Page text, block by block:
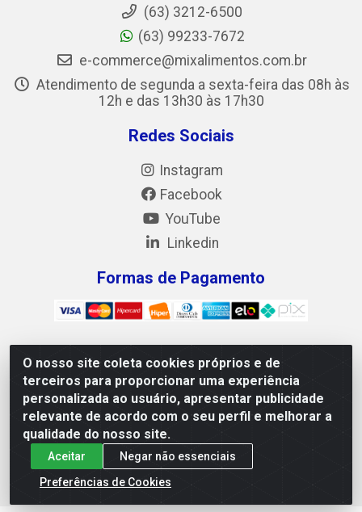
O nosso site coleta cookies próprios e de
terceiros para proporcionar uma experiência
personalizada ao usuário, apresentar publicidade
relevante de acordo com o seu perfil e melhorar a
qualidade do nosso site.
Aceitar
Negar não essenciais
Preferências de Cookies
(63) 3212-6500
(63) 99233-7672
e-commerce@mixalimentos.com.br
Atendimento de segunda a sexta-feira das 08h às
12h e das 13h30 às 17h30
Redes Sociais
Instagram
Facebook
YouTube
Linkedin
Formas de Pagamento
Mix Alimentos LTDA - Quadra Asr Ne 55 (412 Norte), Alameda
02, S/N - Plano Diretor Norte, Palmas/TO - CEP 77.006-540 -
CNPJ 05.922.500/0001-02